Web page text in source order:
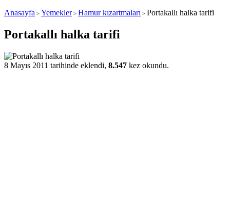
Anasayfa > Yemekler> Hamur kızartmaları > Portakallı halka tarifi
Portakallı halka tarifi
8 Mayıs 2011 tarihinde eklendi, 8.547 kez okundu.